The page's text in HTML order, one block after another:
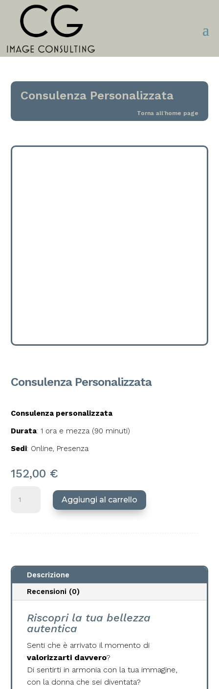
Consulenza Personalizzata
Torna all’home page
Consulenza Personalizzata
Consulenza personalizzata
Durata: 1 ora e mezza (90 minuti)
Sedi: Online, Presenza
152,00 €
PersonalizzataAggiungi al carrello
Descrizione
Recensioni (0)
Riscopri la tua bellezza
autentica
Senti che è arrivato il momento di
valorizzarti davvero?
Di sentirti in armonia con la tua immagine,
con la donna che sei diventata?